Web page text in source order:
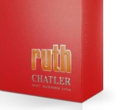
BOLSOS Y MONEDEROS
CALZADO